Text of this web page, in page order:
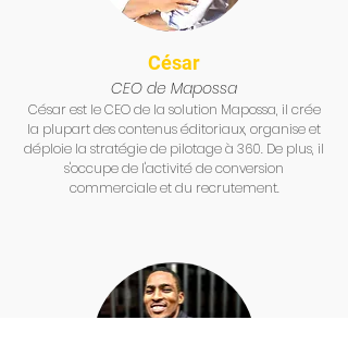
César
CEO de Mapossa
César est le CEO de la solution Mapossa, il crée
la plupart des contenus éditoriaux, organise et
déploie la stratégie de pilotage à 360. De plus, il
s'occupe de l'activité de conversion
commerciale et du recrutement.